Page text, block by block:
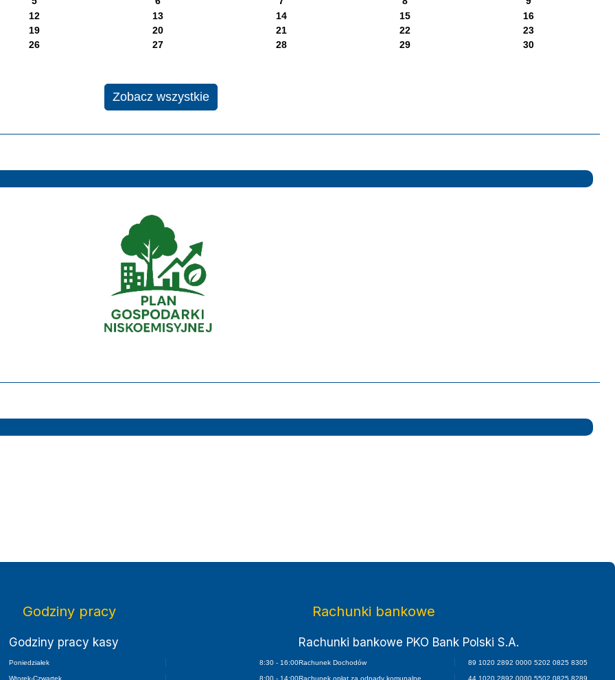
12 13 14 15
16
19 20 21 22
23
26 27 28 29
30
Zobacz wszystkie
Godziny pracy Rachunki bankowe
Rachunki bankowe PKO Bank Polski S.A.